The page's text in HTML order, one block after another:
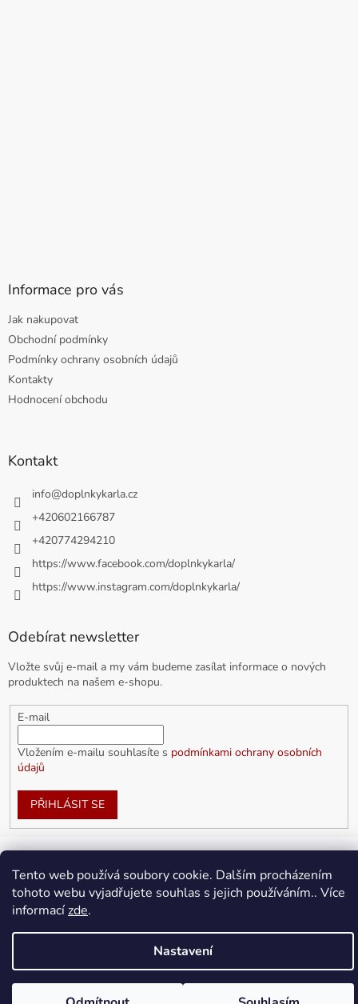
Tento web používá soubory cookie. Dalším procházením
tohoto webu vyjadřujete souhlas s jejich používáním.. Více
informacízde.
Nastavení
Informace pro vás
Jak nakupovat
Obchodní podmínky
Podmínky ochrany osobních údajů
Kontakty
Hodnocení obchodu
Kontakt
info@doplnkykarla.cz
+420602166787
+420774294210
https://www.facebook.com/doplnkykarla/
https://www.instagram.com/doplnkykarla/
Odebírat newsletter
Vložte svůj e-mail a my vám budeme zasílat informace o nových
produktech na našem e-shopu.
E-mail
Vložením e-mailu souhlasíte s podmínkami ochrany osobních
údajů
PŘIHLÁSIT SE
Vytvořil Shoptet